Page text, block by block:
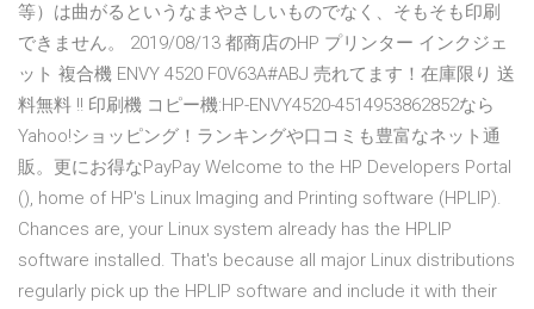
等）は曲がるというなまやさしいものでなく、そもそも印刷
できません。 2019/08/13 都商店のHP プリンター インクジェ
ット 複合機 ENVY 4520 F0V63A#ABJ 売れてます！在庫限り 送
料無料 !! 印刷機 コピー機:HP-ENVY4520-4514953862852なら
Yahoo!ショッピング！ランキングや口コミも豊富なネット通
販。更にお得なPayPay Welcome to the HP Developers Portal
(), home of HP's Linux Imaging and Printing software (HPLIP).
Chances are, your Linux system already has the HPLIP
software installed. That's because all major Linux distributions
regularly pick up the HPLIP software and include it with their